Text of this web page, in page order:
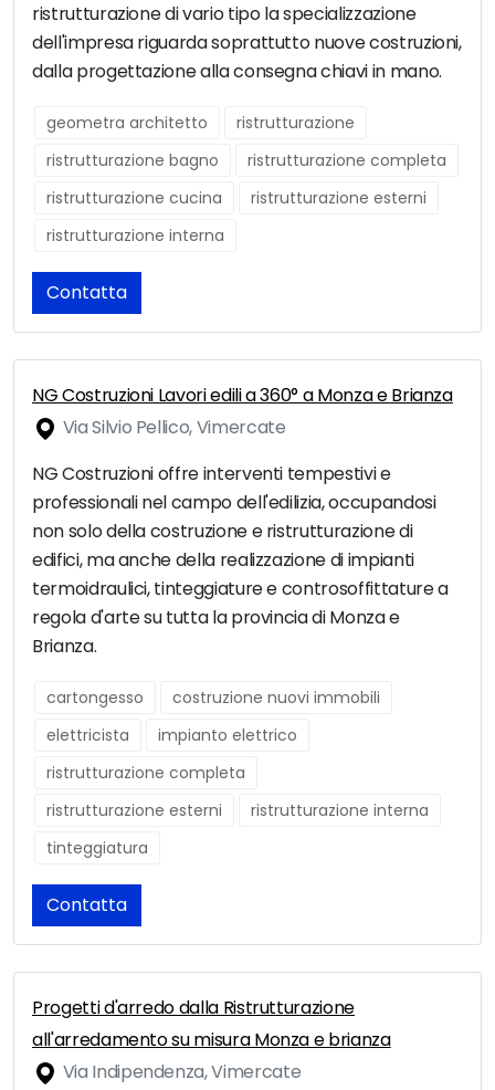
ristrutturazione di vario tipo la specializzazione
dell'impresa riguarda soprattutto nuove costruzioni,
dalla progettazione alla consegna chiavi in mano.
geometra architetto
ristrutturazione
ristrutturazione bagno
ristrutturazione completa
ristrutturazione cucina
ristrutturazione esterni
ristrutturazione interna
Contatta
NG Costruzioni Lavori edili a 360° a Monza e Brianza
Via Silvio Pellico, Vimercate
NG Costruzioni offre interventi tempestivi e
professionali nel campo dell'edilizia, occupandosi
non solo della costruzione e ristrutturazione di
edifici, ma anche della realizzazione di impianti
termoidraulici, tinteggiature e controsoffittature a
regola d'arte su tutta la provincia di Monza e
Brianza.
cartongesso
costruzione nuovi immobili
elettricista
impianto elettrico
ristrutturazione completa
ristrutturazione esterni
ristrutturazione interna
tinteggiatura
Contatta
Progetti d'arredo dalla Ristrutturazione
all'arredamento su misura Monza e brianza
Via Indipendenza, Vimercate